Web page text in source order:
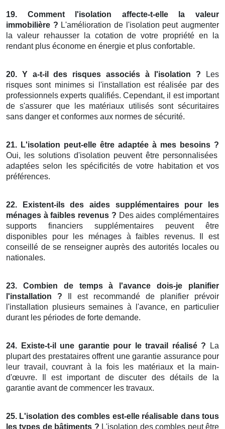
19. Comment l'isolation affecte-t-elle la valeur
immobilière ? L'amélioration de l'isolation peut augmenter
la valeur rehausser la cotation de votre propriété en la
rendant plus économe en énergie et plus confortable.
20. Y a-t-il des risques associés à l'isolation ? Les
risques sont minimes si l'installation est réalisée par des
professionnels experts qualifiés. Cependant, il est important
de s'assurer que les matériaux utilisés sont sécuritaires
sans danger et conformes aux normes de sécurité.
21. L'isolation peut-elle être adaptée à mes besoins ?
Oui, les solutions d'isolation peuvent être personnalisées
adaptées selon les spécificités de votre habitation et vos
préférences.
22. Existent-ils des aides supplémentaires pour les
ménages à faibles revenus ? Des aides complémentaires
supports financiers supplémentaires peuvent être
disponibles pour les ménages à faibles revenus. Il est
conseillé de se renseigner auprès des autorités locales ou
nationales.
23. Combien de temps à l'avance dois-je planifier
l'installation ? Il est recommandé de planifier prévoir
l'installation plusieurs semaines à l'avance, en particulier
durant les périodes de forte demande.
24. Existe-t-il une garantie pour le travail réalisé ? La
plupart des prestataires offrent une garantie assurance pour
leur travail, couvrant à la fois les matériaux et la main-
d'œuvre. Il est important de discuter des détails de la
garantie avant de commencer les travaux.
25. L'isolation des combles est-elle réalisable dans tous
les types de bâtiments ? L'isolation des combles peut être